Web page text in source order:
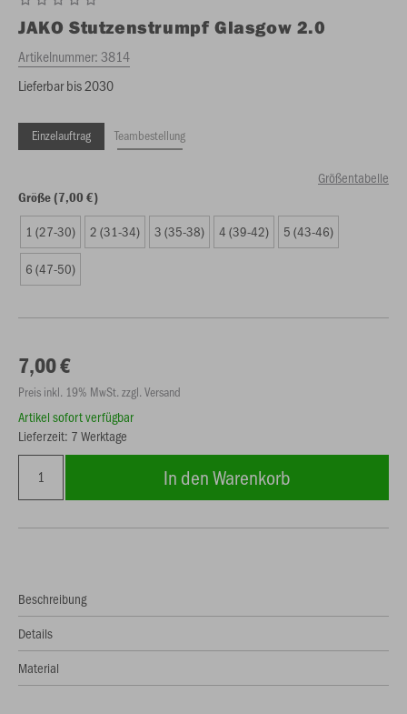
JAKO Stutzenstrumpf Glasgow 2.0
Artikelnummer:3814
Lieferbar bis 2030
Einzelauftrag Teambestellung
Größentabelle
Größe (7,00 €)
1 (27-30) 2 (31-34) 3 (35-38) 4 (39-42) 5 (43-46)
6 (47-50)
7,00 €
Preis inkl. 19% MwSt. zzgl. Versand
Artikel sofort verfügbar
Lieferzeit: 7 Werktage
In den Warenkorb
Beschreibung
Details
Material